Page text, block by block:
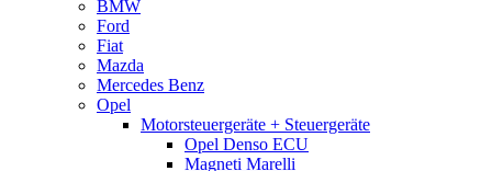
BMW
Ford
Fiat
Mazda
Mercedes Benz
Opel
Motorsteuergeräte + Steuergeräte
Opel Denso ECU
Magneti Marelli